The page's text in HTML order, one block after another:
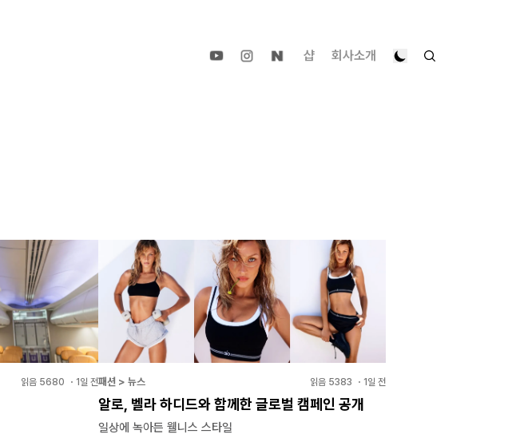
샵 회사소개
읽음 5680 ・ 1일 전패션 > 뉴스 읽음 5383 ・ 1일 전
알로, 벨라 하디드와 함께한 글로벌 캠페인 공개
일상에 녹아든 웰니스 스타일